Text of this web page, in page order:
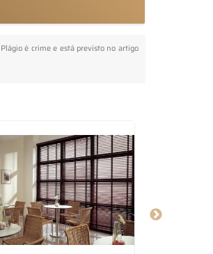
é crime e está previsto no artigo